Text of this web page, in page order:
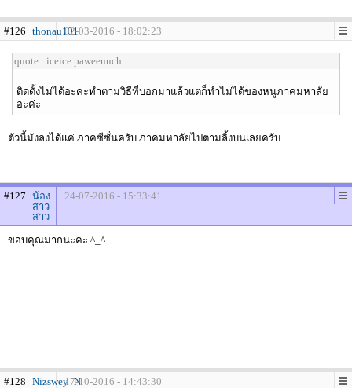
#126 thonau10102-03-2016 - 18:02:23
quote : iceice paweenuch
ติดตั้งไม่ได้อะค่ะทำตามวิธีที่บอกมาแล้วแต่ก็ทำไม่ได้ของหนูภาคมหาลัย
อะค่ะ
ตัวนี้มังลงได้แค่ ภาคซีซั่นครับ ภาคมหาลัยไปตามลิ้งบนเลยครับ
#127 น้อง
สาว
สาว
24-07-2016 - 15:33:41
ขอบคุณมากนะคะ ^_^
#128 Nizswey_N17-10-2016 - 14:43:30